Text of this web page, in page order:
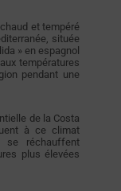
et tempéré
située
» en espagnol
températures
pendant une
de la Costa
à ce climat
se réchauffent
plus élevées